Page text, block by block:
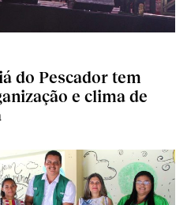
do Pescador tem
e clima de